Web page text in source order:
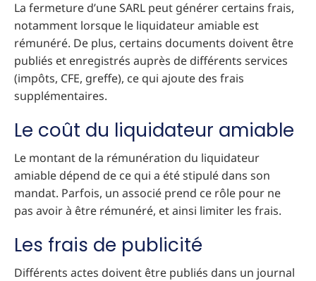
La fermeture d’une SARL peut générer certains frais,
notamment lorsque le liquidateur amiable est
rémunéré. De plus, certains documents doivent être
publiés et enregistrés auprès de différents services
(impôts, CFE, greffe), ce qui ajoute des frais
supplémentaires.
Le coût du liquidateur amiable
Le montant de la rémunération du liquidateur
amiable dépend de ce qui a été stipulé dans son
mandat. Parfois, un associé prend ce rôle pour ne
pas avoir à être rémunéré, et ainsi limiter les frais.
Les frais de publicité
Différents actes doivent être publiés dans un journal